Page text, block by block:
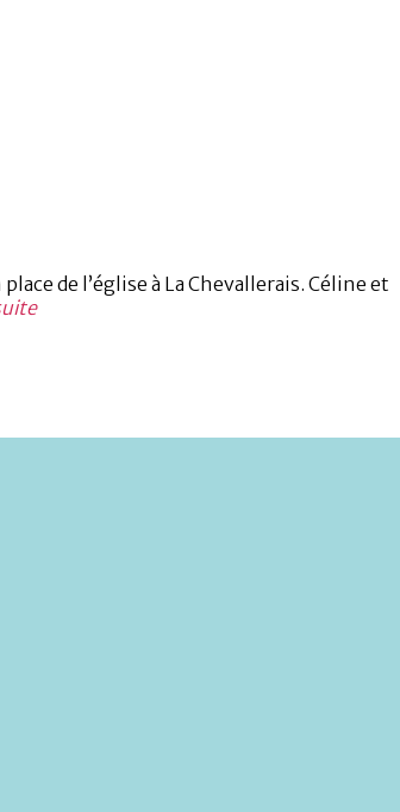
de l’église à La Chevallerais. Céline et